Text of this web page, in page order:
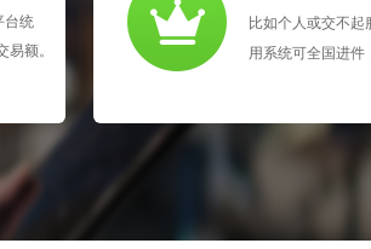
台统
额。
比如个人或交不起
用系统可全国进件